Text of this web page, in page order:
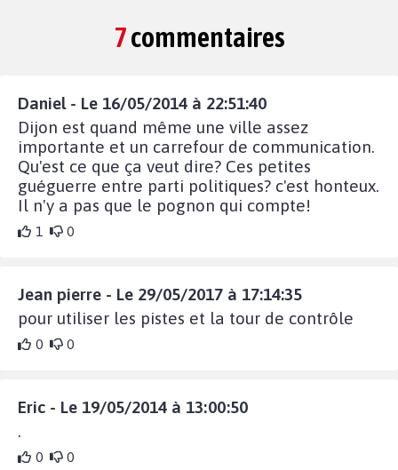
7commentaires
Daniel - Le 16/05/2014 à 22:51:40
Dijon est quand même une ville assez
importante et un carrefour de communication.
Qu'est ce que ça veut dire? Ces petites
guéguerre entre parti politiques? c'est honteux.
Il n'y a pas que le pognon qui compte!
1 0
Jean pierre - Le 29/05/2017 à 17:14:35
pour utiliser les pistes et la tour de contrôle
0 0
Eric - Le 19/05/2014 à 13:00:50
.
0 0